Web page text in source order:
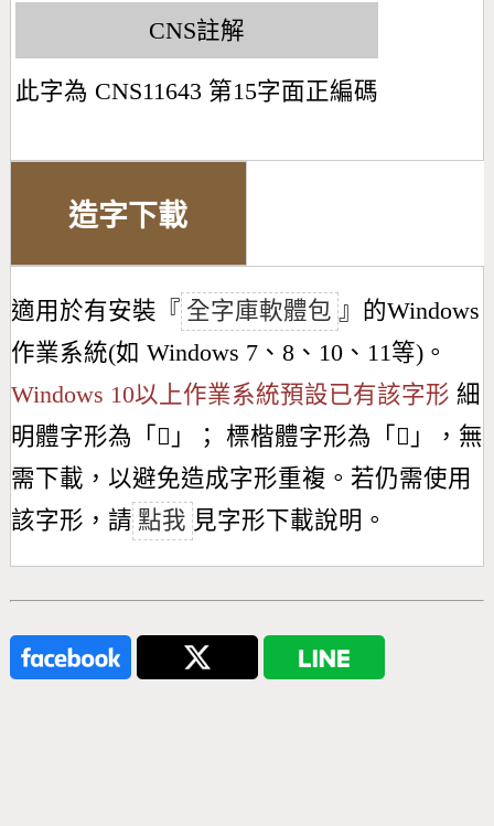
CNS註解
此字為 CNS11643 第15字面正編碼
造字下載
適用於有安裝『 全字庫軟體包 』的Windows
作業系統(如 Windows 7、8、10、11等)。
Windows 10以上作業系統預設已有該字形 細
明體字形為「 𩌕 」； 標楷體字形為「 𩌕 」，無
需下載，以避免造成字形重複。若仍需使用
該字形，請 點我 見字形下載說明。